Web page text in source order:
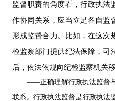
监督职责的角度看，行政执法
作协同关系，应当立足各自监
形成监督合力。比如，在这次
检监察部门提供纪法保障，司
后，依法依规向纪检监察机关移
——正确理解行政执法监督与
联系。行政执法监督是行政执法